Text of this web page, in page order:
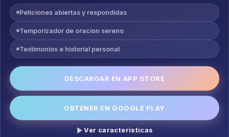
Peticiones abiertas y respondidas
Temporizador de oracion sereno
Testimonios e historial personal
DESCARGAR EN APP STORE
OBTENER EN GOOGLE PLAY
Ver caracteristicas